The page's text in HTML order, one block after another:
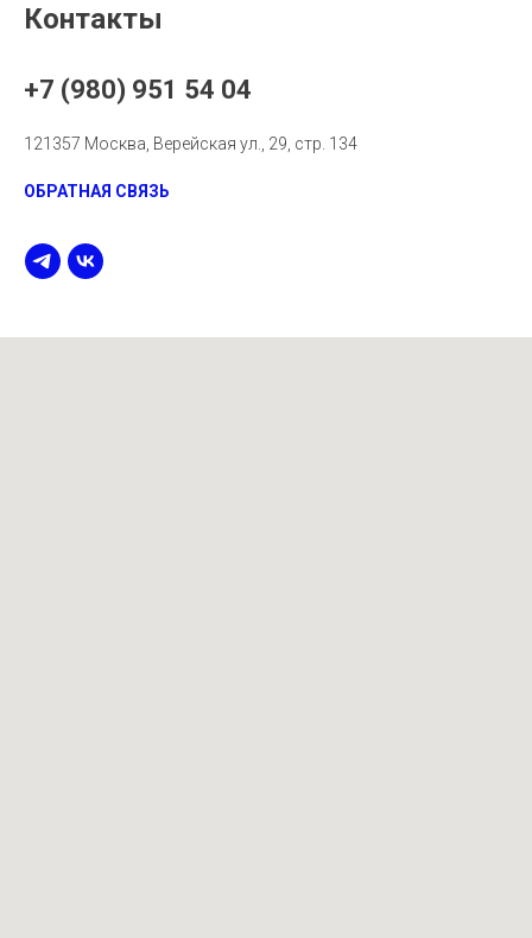
Контакты
+7 (980) 951 54 04
121357 Москва, Верейская ул., 29, стр. 134
ОБРАТНАЯ СВЯЗЬ